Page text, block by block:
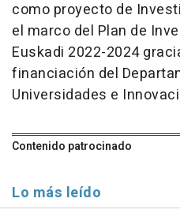
como proyecto de
el marco del Plan de
Euskadi 2022-2024
financiación del
Universidades e
Contenido patrocinado
Lo más leído